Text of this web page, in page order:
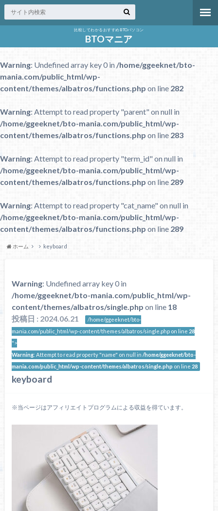
比較してわかるおすすめBTOパソコン
BTOマニア
Warning: Undefined array key 0 in/home/ggeeknet/bto-
mania.com/public_html/wp-
content/themes/albatros/functions.php on line 282
Warning: Attempt to read property "parent" on null in
/home/ggeeknet/bto-mania.com/public_html/wp-
content/themes/albatros/functions.php on line 283
Warning: Attempt to read property "term_id" on null in
/home/ggeeknet/bto-mania.com/public_html/wp-
content/themes/albatros/functions.php on line 289
Warning: Attempt to read property "cat_name" on null in
/home/ggeeknet/bto-mania.com/public_html/wp-
content/themes/albatros/functions.php on line 289
ホーム keyboard
Warning: Undefined array key 0 in
/home/ggeeknet/bto-mania.com/public_html/wp-
content/themes/albatros/single.php on line 18
投稿日 : 2024.06.21
/home/ggeeknet/bto-
mania.com/public_html/wp-content/themes/albatros/single.php on line 28
">
Warning: Attempt to read property "name" on null in/home/ggeeknet/bto-
mania.com/public_html/wp-content/themes/albatros/single.php on line 28
keyboard
※当ページはアフィリエイトプログラムによる収益を得ています。